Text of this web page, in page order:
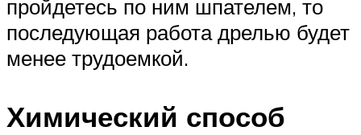
пройдетесь по ним шпателем, то
последующая работа дрелью будет
менее трудоемкой.
Химический способ